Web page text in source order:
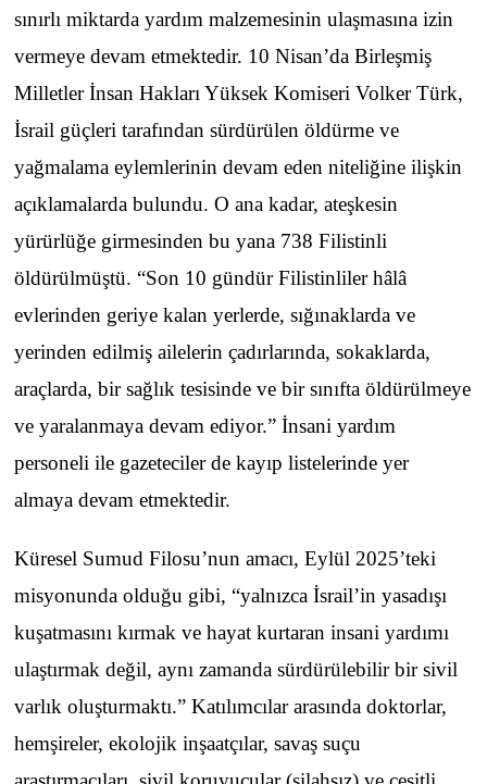
sınırlı miktarda yardım malzemesinin ulaşmasına izin
vermeye devam etmektedir. 10 Nisan’da Birleşmiş
Milletler İnsan Hakları Yüksek Komiseri Volker Türk,
İsrail güçleri tarafından sürdürülen öldürme ve
yağmalama eylemlerinin devam eden niteliğine ilişkin
açıklamalarda bulundu. O ana kadar, ateşkesin
yürürlüğe girmesinden bu yana 738 Filistinli
öldürülmüştü. “Son 10 gündür Filistinliler hâlâ
evlerinden geriye kalan yerlerde, sığınaklarda ve
yerinden edilmiş ailelerin çadırlarında, sokaklarda,
araçlarda, bir sağlık tesisinde ve bir sınıfta öldürülmeye
ve yaralanmaya devam ediyor.” İnsani yardım
personeli ile gazeteciler de kayıp listelerinde yer
almaya devam etmektedir.
Küresel Sumud Filosu’nun amacı, Eylül 2025’teki
misyonunda olduğu gibi, “yalnızca İsrail’in yasadışı
kuşatmasını kırmak ve hayat kurtaran insani yardımı
ulaştırmak değil, aynı zamanda sürdürülebilir bir sivil
varlık oluşturmaktı.” Katılımcılar arasında doktorlar,
hemşireler, ekolojik inşaatçılar, savaş suçu